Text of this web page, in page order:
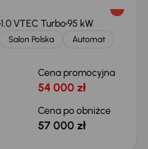
1.0 VTEC Turbo95 kW
Salon Polska
Automat
Cena promocyjna
54 000 zł
Cena po obniżce
57 000 zł